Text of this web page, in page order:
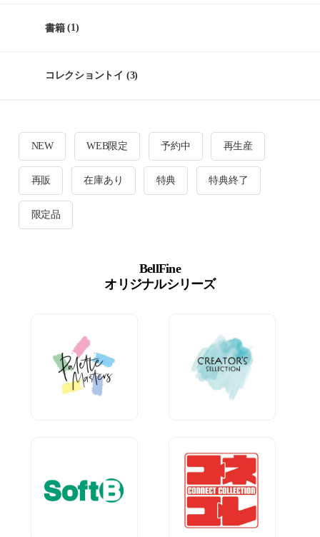
書籍(1)
コレクショントイ (3)
NEW WEB限定 予約中 再生産
再販 在庫あり 特典 特典終了
限定品
BellFine
オリジナルシリーズ